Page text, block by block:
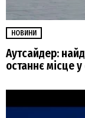
НОВИНИ
Аутсайдер:
останнє місце